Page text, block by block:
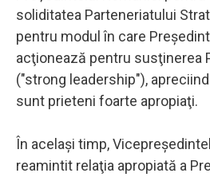
soliditatea Parteneriatului
pentru modul în care
acţionează pentru susţinerea
("strong leadership"),
sunt prieteni foarte apropiaţi.
În acelaşi timp,
reamintit relaţia apropiată a